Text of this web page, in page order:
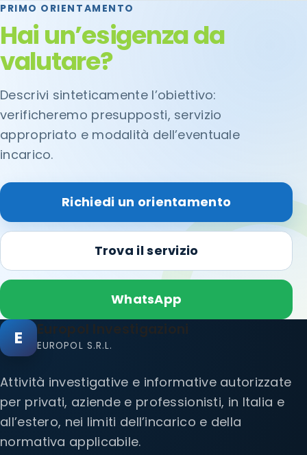
PRIMO ORIENTAMENTO
Hai un’esigenza da
valutare?
Descrivi sinteticamente l’obiettivo:
verificheremo presupposti, servizio
appropriato e modalità dell’eventuale
incarico.
Richiedi un orientamento
Trova il servizio
WhatsApp
E Europol Investigazioni
EUROPOL S.R.L.
Attività investigative e informative autorizzate
per privati, aziende e professionisti, in Italia e
all’estero, nei limiti dell’incarico e della
normativa applicabile.